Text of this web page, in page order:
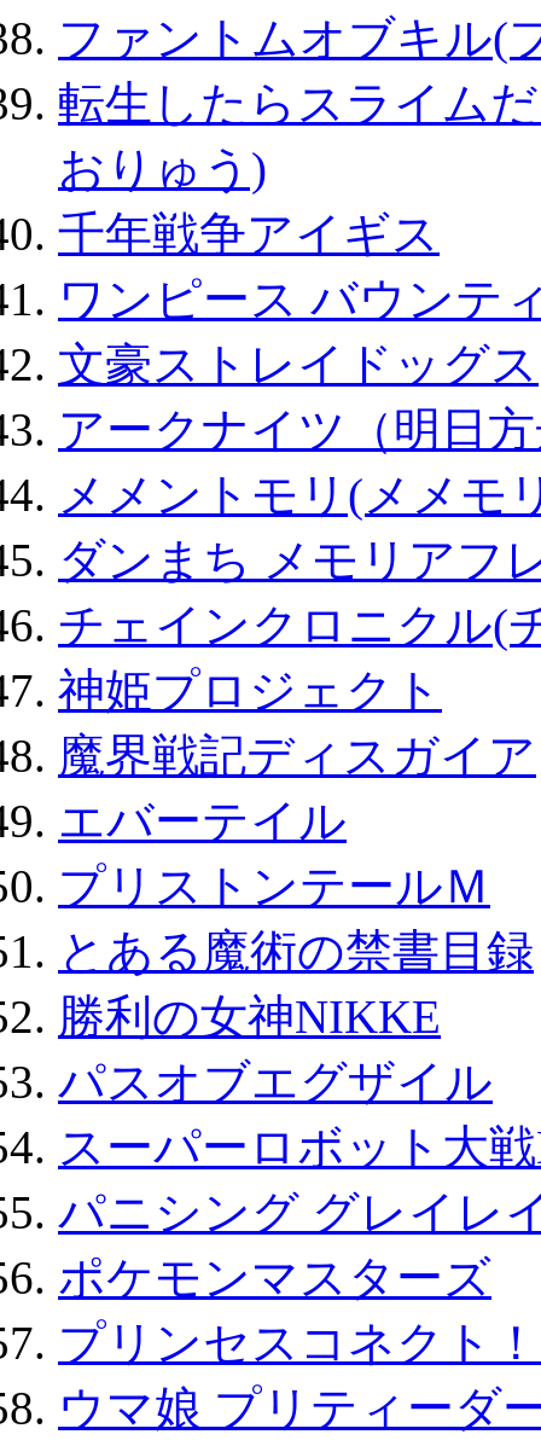
ファントムオブキル(
転生したらスライム
おりゅう)
千年戦争アイギス
ワンピース バウンテ
文豪ストレイドッグス
アークナイツ（明日
メメントモリ(メメモ
ダンまち メモリアフ
チェインクロニクル(
神姫プロジェクト
魔界戦記ディスガイア
エバーテイル
プリストンテールＭ
とある魔術の禁書目録
勝利の女神NIKKE
パスオブエグザイル
スーパーロボット大
パニシング グレイレ
ポケモンマスターズ
プリンセスコネクト
ウマ娘 プリティーダ